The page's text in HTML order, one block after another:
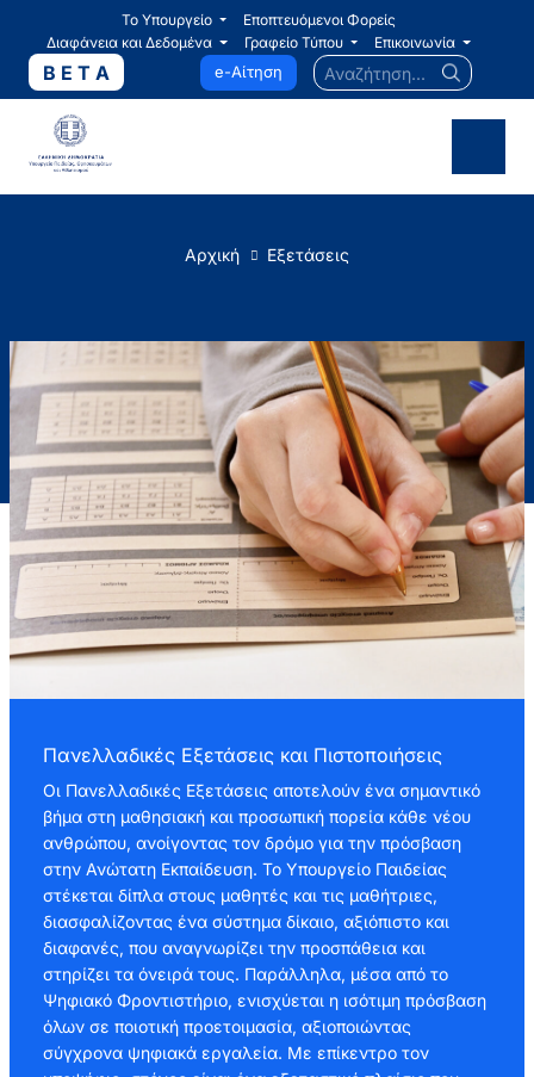
Το Υπουργείο
Εποπτευόμενοι Φορείς
Διαφάνεια και Δεδομένα
Γραφείο Τύπου Επικοινωνία
B E T A e-Αίτηση Αναζήτηση...
Αρχική Εξετάσεις
Πανελλαδικές Εξετάσεις και Πιστοποιήσεις
Οι Πανελλαδικές Εξετάσεις αποτελούν ένα σημαντικό
βήμα στη μαθησιακή και προσωπική πορεία κάθε νέου
ανθρώπου, ανοίγοντας τον δρόμο για την πρόσβαση
στην Ανώτατη Εκπαίδευση. Το Υπουργείο Παιδείας
στέκεται δίπλα στους μαθητές και τις μαθήτριες,
διασφαλίζοντας ένα σύστημα δίκαιο, αξιόπιστο και
διαφανές, που αναγνωρίζει την προσπάθεια και
στηρίζει τα όνειρά τους. Παράλληλα, μέσα από το
Ψηφιακό Φροντιστήριο, ενισχύεται η ισότιμη πρόσβαση
όλων σε ποιοτική προετοιμασία, αξιοποιώντας
σύγχρονα ψηφιακά εργαλεία. Με επίκεντρο τον